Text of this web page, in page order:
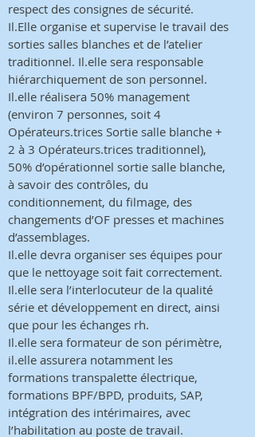
respect des consignes de sécurité.
Il.Elle organise et supervise le travail des
sorties salles blanches et de l’atelier
traditionnel. Il.elle sera responsable
hiérarchiquement de son personnel.
Il.elle réalisera 50% management
(environ 7 personnes, soit 4
Opérateurs.trices Sortie salle blanche +
2 à 3 Opérateurs.trices traditionnel),
50% d’opérationnel sortie salle blanche,
à savoir des contrôles, du
conditionnement, du filmage, des
changements d’OF presses et machines
d’assemblages.
Il.elle devra organiser ses équipes pour
que le nettoyage soit fait correctement.
Il.elle sera l’interlocuteur de la qualité
série et développement en direct, ainsi
que pour les échanges rh.
Il.elle sera formateur de son périmètre,
il.elle assurera notamment les
formations transpalette électrique,
formations BPF/BPD, produits, SAP,
intégration des intérimaires, avec
l’habilitation au poste de travail.